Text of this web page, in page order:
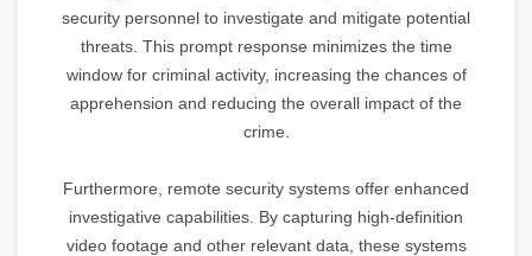
security personnel to investigate and mitigate potential
threats. This prompt response minimizes the time
window for criminal activity, increasing the chances of
apprehension and reducing the overall impact of the
crime.
Furthermore, remote security systems offer enhanced
investigative capabilities. By capturing high-definition
video footage and other relevant data, these systems